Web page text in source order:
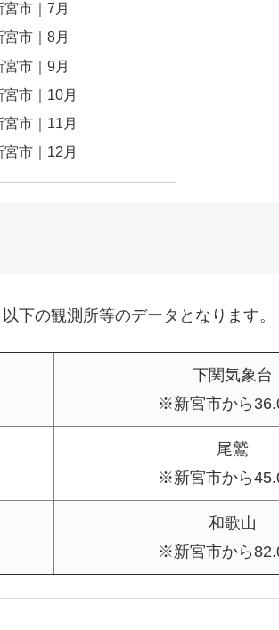
宮市｜7月
宮市｜8月
宮市｜9月
宮市｜10月
宮市｜11月
宮市｜12月
下の観測所等のデータとなります。
下関気象台
※新宮市から
尾鷲
※新宮市から
和歌山
※新宮市から